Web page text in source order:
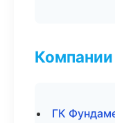
ГК